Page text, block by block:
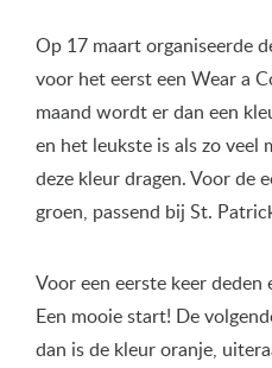
Op 17 maart organiseerde
voor het eerst een Wear a
maand wordt er dan een
en het leukste is als zo veel
deze kleur dragen. Voor de
groen, passend bij St.
Voor een eerste keer deden
Een mooie start! De
dan is de kleur oranje,